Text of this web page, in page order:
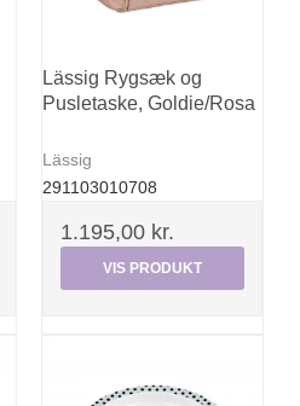
Lässig Rygsæk og
Pusletaske, Goldie/Rosa
Lässig
291103010708
1.195,00 kr.
VIS PRODUKT